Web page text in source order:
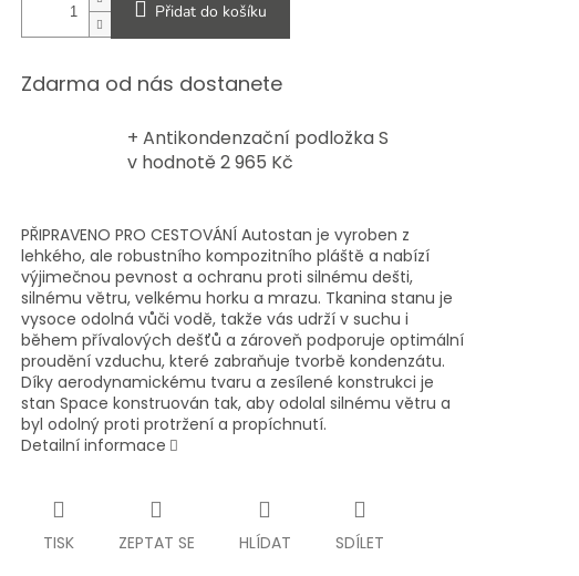
Přidat do košíku
Zdarma od nás dostanete
+ Antikondenzační podložka S
v hodnotě 2 965 Kč
PŘIPRAVENO PRO CESTOVÁNÍ Autostan je vyroben z
lehkého, ale robustního kompozitního pláště a nabízí
výjimečnou pevnost a ochranu proti silnému dešti,
silnému větru, velkému horku a mrazu. Tkanina stanu je
vysoce odolná vůči vodě, takže vás udrží v suchu i
během přívalových dešťů a zároveň podporuje optimální
proudění vzduchu, které zabraňuje tvorbě kondenzátu.
Díky aerodynamickému tvaru a zesílené konstrukci je
stan Space konstruován tak, aby odolal silnému větru a
byl odolný proti protržení a propíchnutí.
Detailní informace
TISK ZEPTAT SE HLÍDAT SDÍLET